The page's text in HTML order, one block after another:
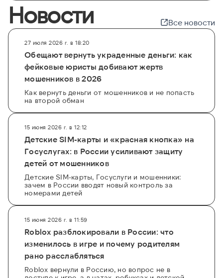
Новости Все новости
27 июля 2026 г. в 18:20
Обещают вернуть украденные деньги: как
фейковые юристы добивают жертв
мошенников в 2026
Как вернуть деньги от мошенников и не попасть
на второй обман
15 июня 2026 г. в 12:12
Детские SIM-карты и «красная кнопка» на
Госуслугах: в России усиливают защиту
детей от мошенников
Детские SIM-карты, Госуслуги и мошенники:
зачем в России вводят новый контроль за
номерами детей
15 июня 2026 г. в 11:59
Roblox разблокировали в России: что
изменилось в игре и почему родителям
рано расслабляться
Roblox вернули в Россию, но вопрос не в